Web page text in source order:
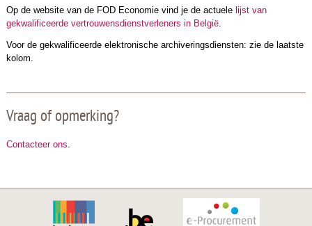
Op de website van de FOD Economie vind je de actuele lijst van
gekwalificeerde vertrouwensdienstverleners in België.
Voor de gekwalificeerde elektronische archiveringsdiensten: zie de laatste
kolom.
Vraag of opmerking?
Contacteer ons.